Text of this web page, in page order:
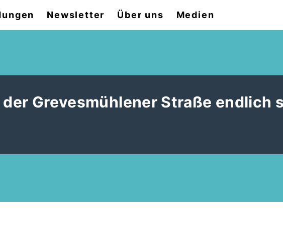
Newsletter Über uns Medien
Grevesmühlener Straße endlich